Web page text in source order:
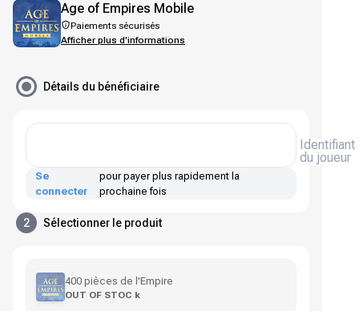
Les meilleures offres pour vos meilleurs jeux
Noté 4,45 sur Google Play et l'App Store
Age of Empires Mobile
Paiements sécurisés
Afficher plus d'informations
Détails du bénéficiaire
Identifiant
du joueur
Se
connecter
pour payer plus rapidement la
prochaine fois
2 Sélectionner le produit
400 pièces de l'Empire
OUT OF STOC k